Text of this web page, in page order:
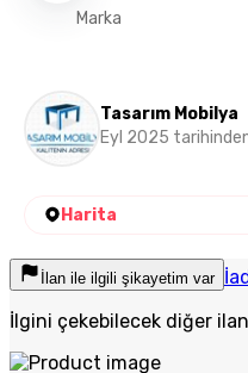
Marka
Tasarım Mobilya
Eyl 2025
Harita
İlan ile ilgili şikayetim var
İlgini çekebilecek diğer